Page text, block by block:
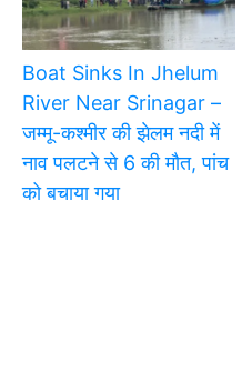
Boat Sinks In Jhelum
River Near Srinagar –
जम्मू-कश्मीर की झेलम नदी में
नाव पलटने से 6 की मौत, पांच
को बचाया गया